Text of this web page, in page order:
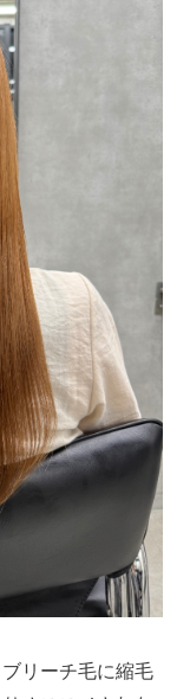
リーチ毛に縮毛